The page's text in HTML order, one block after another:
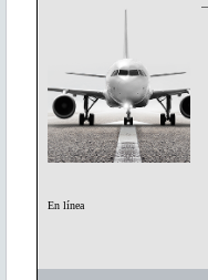
En línea